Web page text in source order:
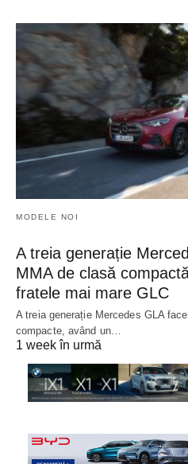
MODELE NOI
A treia generație
MMA de clasă
fratele mai mare GLC
A treia generație Mercedes GLA
compacte, având un…
1 week în urmă